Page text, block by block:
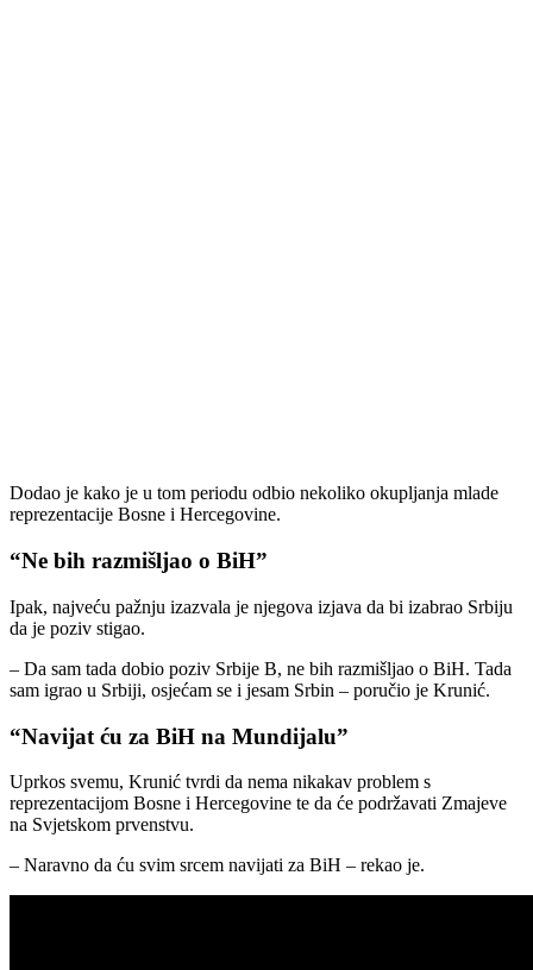
Dodao je kako je u tom periodu odbio nekoliko okupljanja mlade
reprezentacije Bosne i Hercegovine.
“Ne bih razmišljao o BiH”
Ipak, najveću pažnju izazvala je njegova izjava da bi izabrao Srbiju
da je poziv stigao.
– Da sam tada dobio poziv Srbije B, ne bih razmišljao o BiH. Tada
sam igrao u Srbiji, osjećam se i jesam Srbin – poručio je Krunić.
“Navijat ću za BiH na Mundijalu”
Uprkos svemu, Krunić tvrdi da nema nikakav problem s
reprezentacijom Bosne i Hercegovine te da će podržavati Zmajeve
na Svjetskom prvenstvu.
– Naravno da ću svim srcem navijati za BiH – rekao je.